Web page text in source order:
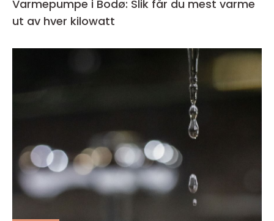
Varmepumpe i Bodø: Slik får du mest varme
ut av hver kilowatt